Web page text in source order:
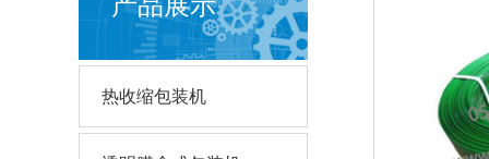
热收缩包装机